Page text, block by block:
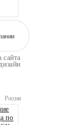
сайта
Россия